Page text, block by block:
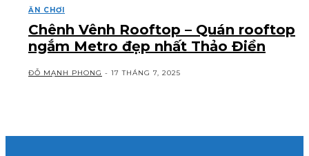
ĂN CHƠI
Chênh Vênh Rooftop – Quán rooftop
ngắm Metro đẹp nhất Thảo Điền
ĐỖ MẠNH PHONG - 17 THÁNG 7, 2025